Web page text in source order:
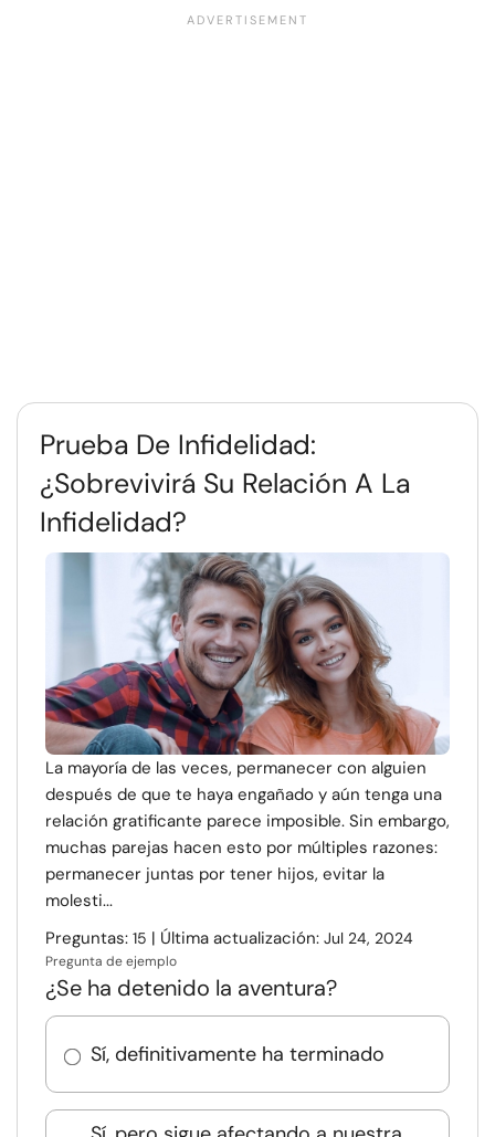
Prueba De Infidelidad:
¿Sobrevivirá Su Relación A La
Infidelidad?
La mayoría de las veces, permanecer con alguien
después de que te haya engañado y aún tenga una
relación gratificante parece imposible. Sin embargo,
muchas parejas hacen esto por múltiples razones:
permanecer juntas por tener hijos, evitar la
molesti...
Preguntas: 15 | Última actualización: Jul 24, 2024
Pregunta de ejemplo
¿Se ha detenido la aventura?
Sí, definitivamente ha terminado